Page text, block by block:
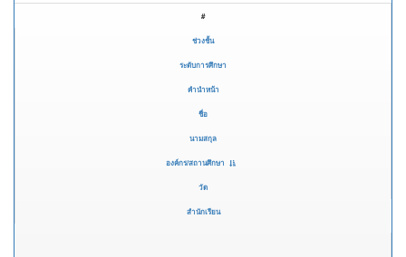
#
ช่วงชั้น
ระดับการศึกษา
คำนำหน้า
ชื่อ
นามสกุล
องค์กร/สถานศึกษา
วัด
สำนักเรียน